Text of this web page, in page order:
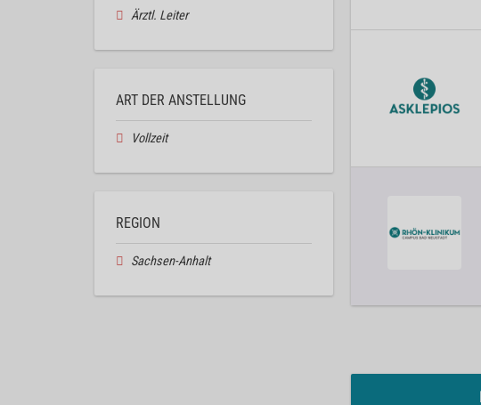
Ärztl. Leiter
ART DER ANSTELLUNG
Vollzeit
REGION
Sachsen-Anhalt